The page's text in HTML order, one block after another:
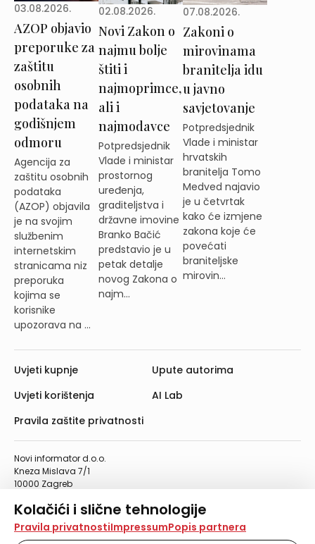
Kolačići i slične tehnologije
Na našoj web stranici koristimo kolačiće i slične
tehnologije za pohranu, čitanje i obradu informacija na
Pravila privatnostiImpressumPopis partnera
03.08.2026.
AZOP objavio
preporuke za
zaštitu
osobnih
podataka na
godišnjem
odmoru
Agencija za
zaštitu osobnih
podataka
(AZOP) objavila
je na svojim
službenim
internetskim
stranicama niz
preporuka
kojima se
korisnike
upozorava na ...
02.08.2026.
Novi Zakon o
najmu bolje
štiti i
najmoprimce,
ali i
najmodavce
Potpredsjednik
Vlade i ministar
prostornog
uređenja,
graditeljstva i
državne imovine
Branko Bačić
predstavio je u
petak detalje
novog Zakona o
najm...
07.08.2026.
Zakoni o
mirovinama
branitelja idu
u javno
savjetovanje
Potpredsjednik
Vlade i ministar
hrvatskih
branitelja Tomo
Medved najavio
je u četvrtak
kako će izmjene
zakona koje će
povećati
braniteljske
mirovin...
Novi informator d.o.o.
Kneza Mislava 7/1
10000 Zagreb
Telefaks: 01/4612-553
info@informator.hr
Uvjeti kupnje
Uvjeti korištenja
Pravila zaštite privatnosti
Upute autorima
AI Lab